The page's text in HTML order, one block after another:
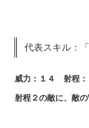
代表スキル：
威力：１４ 射程：
射程２の敵に、敵